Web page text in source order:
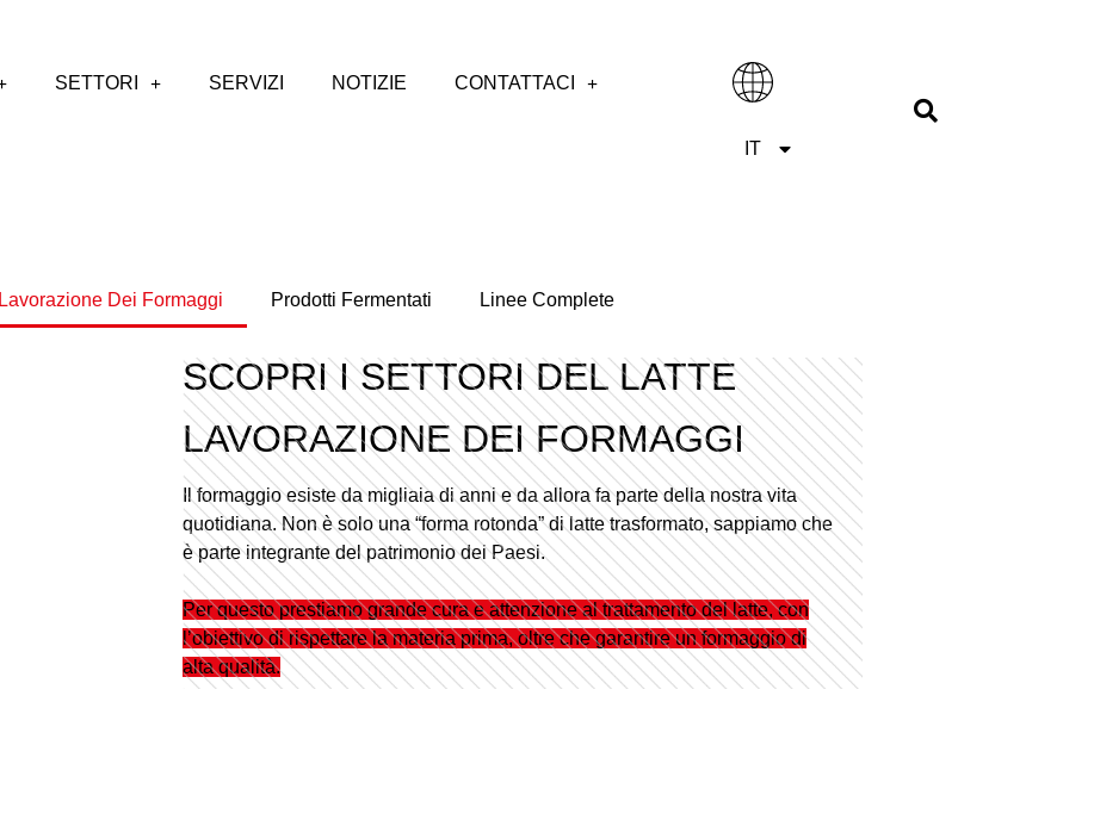
SETTORI SERVIZI NOTIZIE CONTATTACI
IT
EN
Lavorazione Dei Formaggi Prodotti Fermentati Linee Complete
SCOPRI I SETTORI DEL LATTE​
LAVORAZIONE DEI FORMAGGI
Il formaggio esiste da migliaia di anni e da allora fa parte della nostra vita
quotidiana. Non è solo una “forma rotonda” di latte trasformato, sappiamo che
è parte integrante del patrimonio dei Paesi.
Per questo prestiamo grande cura e attenzione al trattamento del latte, con
l’obiettivo di rispettare la materia prima, oltre che garantire un formaggio di
alta qualità.